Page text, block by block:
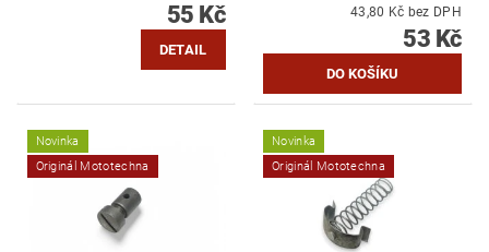
55 Kč
DETAIL
43,80 Kč bez DPH
53 Kč
Novinka
Originál Mototechna
Novinka
Originál Mototechna